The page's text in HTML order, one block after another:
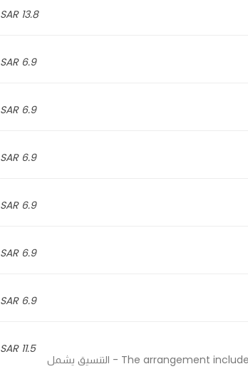
13.8 SAR
6.9 SAR
6.9 SAR
6.9 SAR
6.9 SAR
6.9 SAR
6.9 SAR
11.5 SAR
The arrangement includes adding gypsophila flower, some green leaves, and wrapping paper - التنسيق يشمل